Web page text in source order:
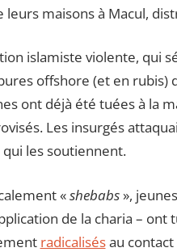
maisons à Macul,
islamiste violente, qui
offshore (et en rubis)
ont déjà été tuées à la
Les insurgés
qui les soutiennent.
«shebabs»,
de la charia – ont
radicalisésau contact